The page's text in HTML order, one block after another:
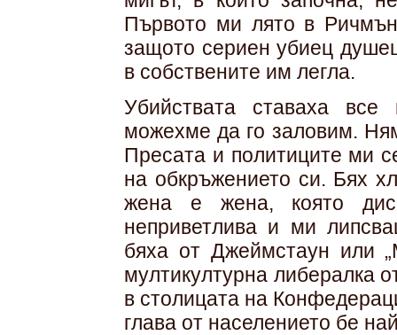
Първото ми лято в
защото сериен убиец
в собствените им легла.
Убийствата ставаха
можехме да го заловим.
Пресата и политиците ми
на обкръжението си. Бях
жена е жена, която
неприветлива и ми
бяха от Джеймстаун или
мултикултурна либералка
в столицата на
глава от населението бе